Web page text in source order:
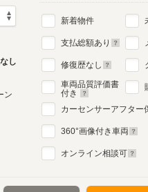
し
ン
新着物件
支払総額あり
修復歴なし
車両品質評価書
付き
カーセンサーアフター
360°画像付き車両
オンライン相談可